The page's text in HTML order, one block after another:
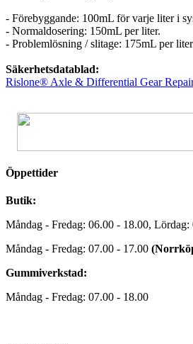
- Förebyggande: 100mL för varje liter i
- Normaldosering: 150mL per liter.
- Problemlösning / slitage: 175mL per
Säkerhetsdatablad:
Rislone® Axle & Differential Gear
Öppettider
Butik:
Måndag - Fredag: 06.00 - 18.00, Lördag:
Måndag - Fredag: 07.00 - 17.00
Gummiverkstad:
Måndag - Fredag: 07.00 - 18.00